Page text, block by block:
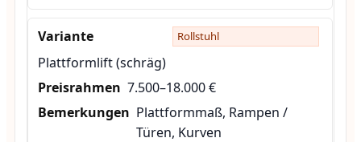
Rollstuhl
Plattformlift (schräg)
7.500–18.000 €
Plattformmaß, Rampen /
Türen, Kurven